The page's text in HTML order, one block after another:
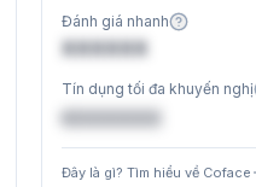
Đánh giá nhanh
XXXXXX
Tín dụng tối đa khuyến nghị
€XXXXXX
Đây là gì? Tìm hiểu về Coface